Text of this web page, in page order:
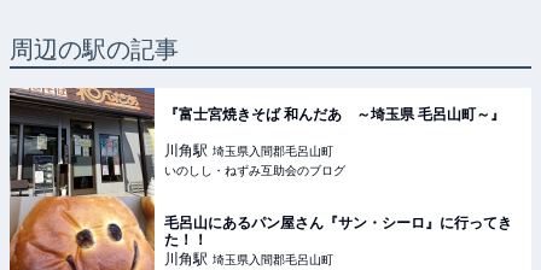
周辺の駅の記事
『富士宮焼きそば 和んだあ ～埼玉県 毛呂山町～』
川角駅 埼玉県入間郡毛呂山町
いのしし・ねずみ互助会のブログ
毛呂山にあるパン屋さん『サン・シーロ』に行ってき
た！！
川角駅 埼玉県入間郡毛呂山町